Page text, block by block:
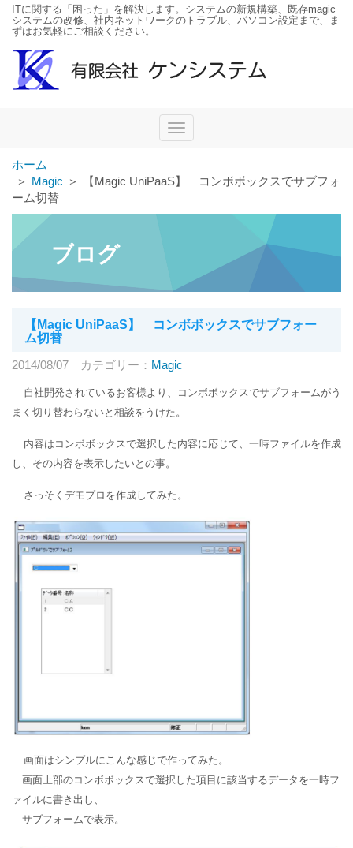
ITに関する「困った」を解決します。システムの新規構築、既存magic
システムの改修、社内ネットワークのトラブル、パソコン設定まで、ま
ずはお気軽にご相談ください。
Toggle
navigation
ホーム
＞ Magic ＞
【Magic UniPaaS】 コンボボックスでサブフォ
ーム切替
ブログ
【Magic UniPaaS】 コンボボックスでサブフォー
ム切替
2014/08/07 カテゴリー： Magic
自社開発されているお客様より、コンボボックスでサブフォームがう
まく切り替わらないと相談をうけた。
内容はコンボボックスで選択した内容に応じて、一時ファイルを作成
し、その内容を表示したいとの事。
さっそくデモプロを作成してみた。
画面はシンプルにこんな感じで作ってみた。
画面上部のコンボボックスで選択した項目に該当するデータを一時フ
ァイルに書き出し、
サブフォームで表示。